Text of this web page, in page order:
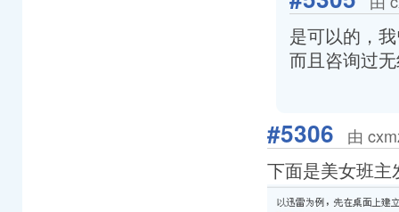
是可以的，
而且咨询过
#5306 由
下面是美女班主